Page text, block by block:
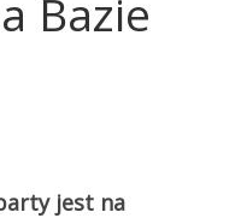
Bazie
jest na